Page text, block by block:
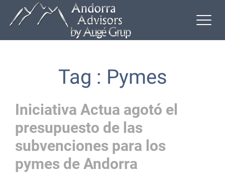
Tag : Pymes
Iniciativa Actua agotó el
presupuesto de las
subvenciones para los
pymes de Andorra